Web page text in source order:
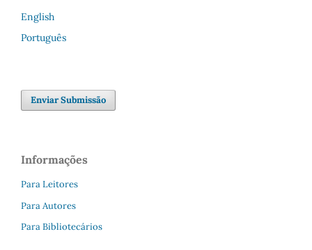
English
Português
Enviar Submissão
Informações
Para Leitores
Para Autores
Para Bibliotecários